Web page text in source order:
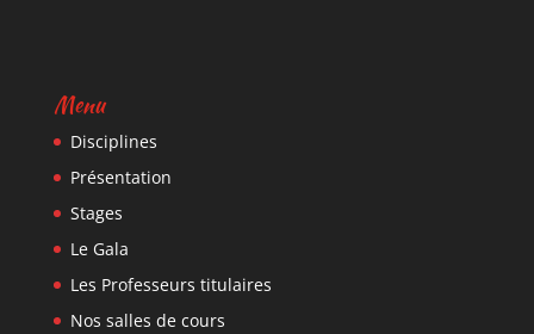
Menu
Disciplines
Présentation
Stages
Le Gala
Les Professeurs titulaires
Nos salles de cours